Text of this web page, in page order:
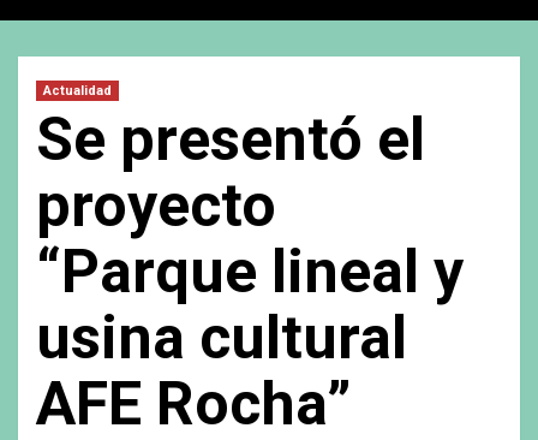
Actualidad
Se presentó el
proyecto
“Parque lineal y
usina cultural
AFE Rocha”